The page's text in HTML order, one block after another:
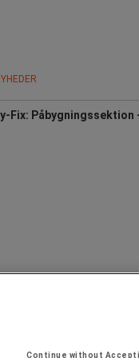
Fix:
Continue without